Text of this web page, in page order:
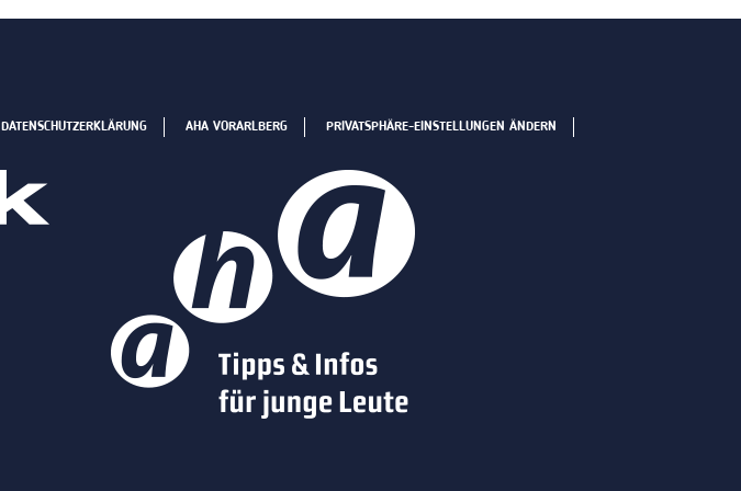
DATENSCHUTZERKLÄRUNG AHA VORARLBERG
PRIVATSPHÄRE-EINSTELLUNGEN ÄNDERN